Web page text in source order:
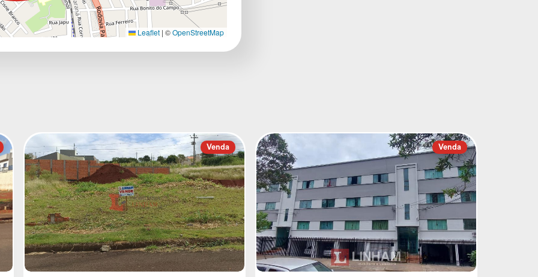
Leaflet | ©OpenStreetMap
Venda Venda